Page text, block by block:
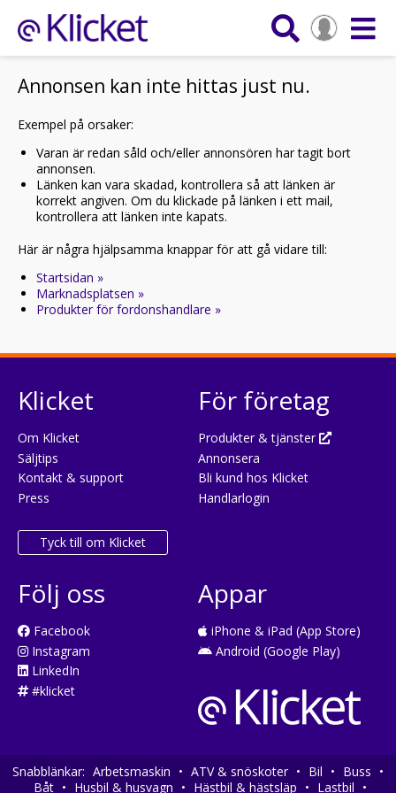
Annonsen kan inte hittas just nu.
Exempel på orsaker:
Varan är redan såld och/eller annonsören har tagit bort
annonsen.
Länken kan vara skadad, kontrollera så att länken är
korrekt angiven. Om du klickade på länken i ett mail,
kontrollera att länken inte kapats.
Här är några hjälpsamma knappar för att gå vidare till:
Startsidan »
Marknadsplatsen »
Produkter för fordonshandlare »
Klicket
Om Klicket
Säljtips
Kontakt & support
Press
Tyck till om Klicket
För företag
Produkter & tjänster
Annonsera
Bli kund hos Klicket
Handlarlogin
Följ oss
Facebook
Instagram
LinkedIn
#klicket
Appar
iPhone & iPad (App Store)
Android (Google Play)
Snabblänkar: Arbetsmaskin • ATV & snöskoter • Bil • Buss •
Båt • Husbil & husvagn • Hästbil & hästsläp • Lastbil •